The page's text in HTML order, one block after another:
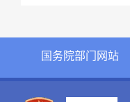
国务院部门网站